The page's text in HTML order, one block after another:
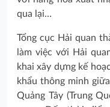
qua lại…
Tổng cục Hải quan
làm việc với Hải
khai xây dựng kế
khẩu thông minh
Quảng Tây (Trung